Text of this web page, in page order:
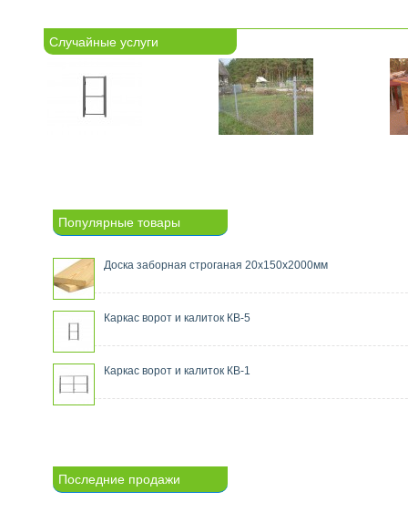
Случайные услуги
Популярные товары
Доска заборная строганая 20х150х2000мм
Каркас ворот и калиток КВ-5
Каркас ворот и калиток КВ-1
Последние продажи